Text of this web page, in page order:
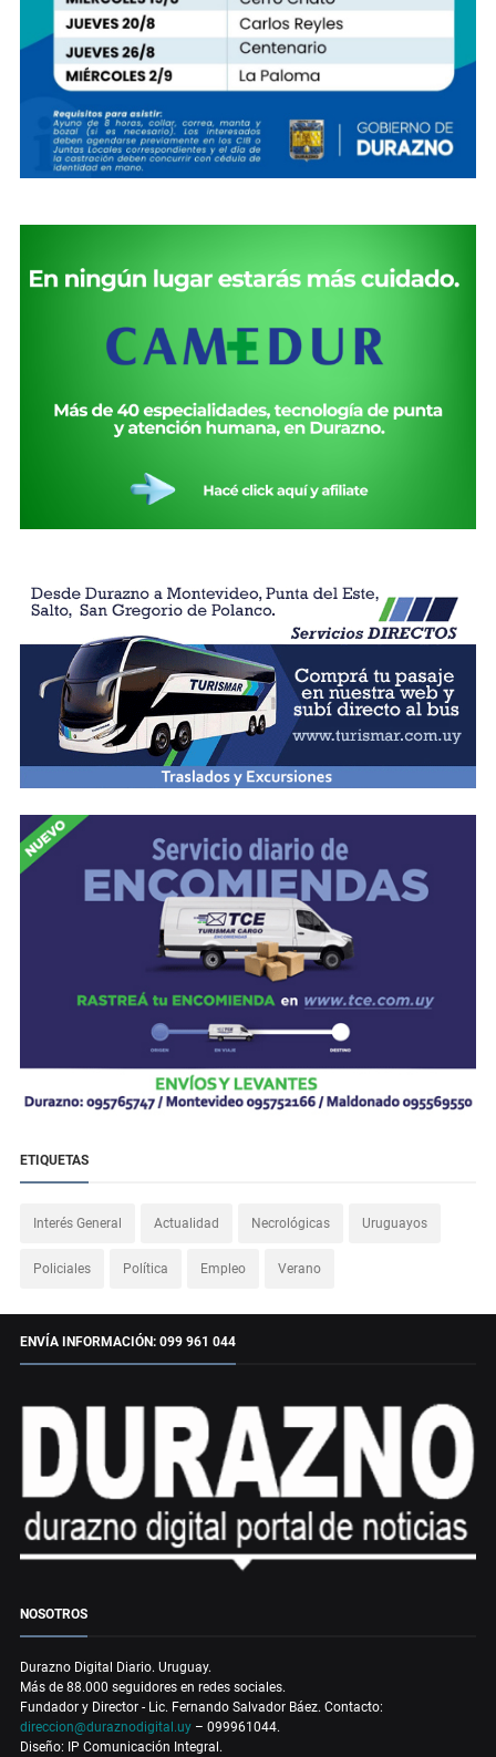
ETIQUETAS
Interés General Actualidad Necrológicas Uruguayos
Policiales Política Empleo Verano
ENVÍA INFORMACIÓN: 099 961 044
NOSOTROS
Durazno Digital Diario. Uruguay.
Más de 88.000 seguidores en redes sociales.
Fundador y Director - Lic. Fernando Salvador Báez. Contacto:
direccion@duraznodigital.uy – 099961044.
Diseño: IP Comunicación Integral.